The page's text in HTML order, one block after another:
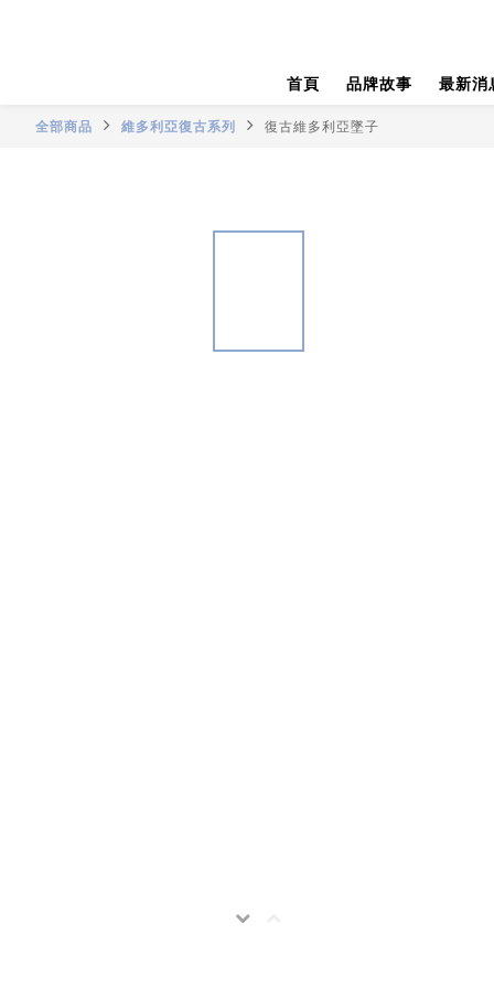
首頁 品牌故事 最新消
全部商品 維多利亞復古系列 復古維多利亞墜子